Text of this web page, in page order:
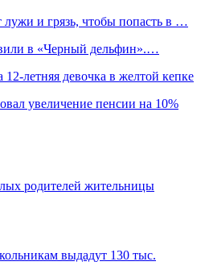
лужи и грязь, чтобы попасть в …
в «Черный дельфин».…
летняя девочка в желтой кепке
увеличение пенсии на 10%
родителей жительницы
выдадут 130 тыс.